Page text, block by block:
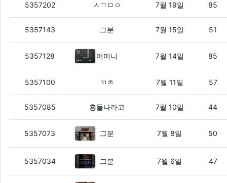
5357202 중고 올뉴소렌토를 5만km 타고 감상문
ㅅㄱㅁㅇ 7월 19일 85
5357143 고대병원 앱 논란을 보고 감상문
그분 7월 15일 51
5357128 하이브리드를 타고 감상문.jyp (6)
어머니 7월 14일 85
5357100 대우 들어간 사업이 적자 보기 시작한듯
ㄲㅊ 7월 11일 57
5357085 야이늬두라 FSD LITE 한국에 열린건 알
횽들나라고 7월 10일 44
5357073 일본에 진출한 십덕넷(5)
그분 7월 8일 50
5357034 자룬을 먹고 감상문 (1)
그분 7월 6일 47